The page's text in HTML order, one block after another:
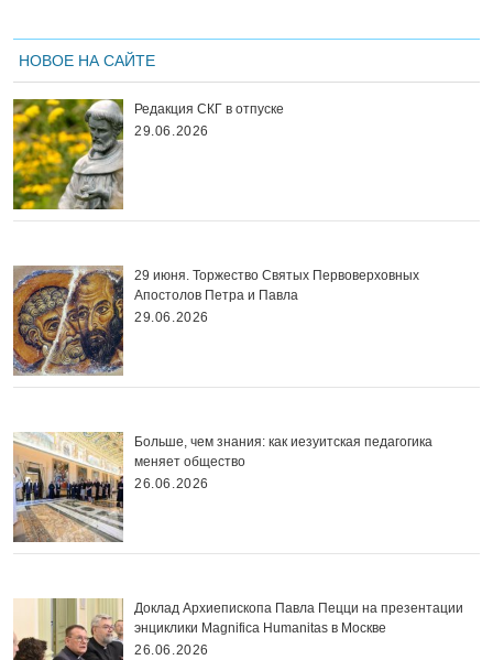
НОВОЕ НА САЙТЕ
Редакция СКГ в отпуске
29.06.2026
29 июня. Торжество Святых Первоверховных
Апостолов Петра и Павла
29.06.2026
Больше, чем знания: как иезуитская педагогика
меняет общество
26.06.2026
Доклад Архиепископа Павла Пецци на презентации
энциклики Magnifica Нumanitas в Москве
26.06.2026